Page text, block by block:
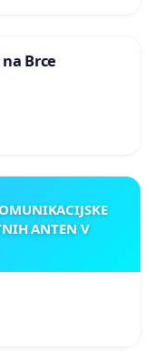
Brce
ANTEN V